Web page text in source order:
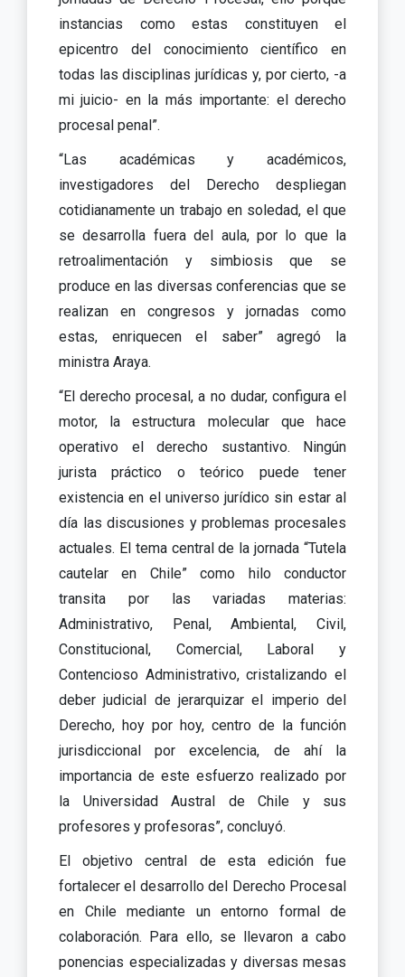
instancias como estas constituyen el
epicentro del conocimiento científico en
todas las disciplinas jurídicas y, por cierto, -a
mi juicio- en la más importante: el derecho
procesal penal”.
“Las académicas y académicos,
investigadores del Derecho despliegan
cotidianamente un trabajo en soledad, el que
se desarrolla fuera del aula, por lo que la
retroalimentación y simbiosis que se
produce en las diversas conferencias que se
realizan en congresos y jornadas como
estas, enriquecen el saber” agregó la
ministra Araya.
“El derecho procesal, a no dudar, configura el
motor, la estructura molecular que hace
operativo el derecho sustantivo. Ningún
jurista práctico o teórico puede tener
existencia en el universo jurídico sin estar al
día las discusiones y problemas procesales
actuales. El tema central de la jornada “Tutela
cautelar en Chile” como hilo conductor
transita por las variadas materias:
Administrativo, Penal, Ambiental, Civil,
Constitucional, Comercial, Laboral y
Contencioso Administrativo, cristalizando el
deber judicial de jerarquizar el imperio del
Derecho, hoy por hoy, centro de la función
jurisdiccional por excelencia, de ahí la
importancia de este esfuerzo realizado por
la Universidad Austral de Chile y sus
profesores y profesoras”, concluyó.
El objetivo central de esta edición fue
fortalecer el desarrollo del Derecho Procesal
en Chile mediante un entorno formal de
colaboración. Para ello, se llevaron a cabo
ponencias especializadas y diversas mesas